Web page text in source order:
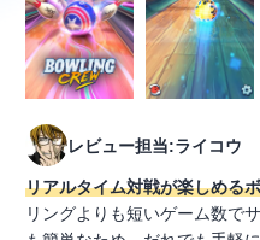
レビュー担当:ライコウ
リアルタイム対戦が楽しめる
リングよりも短いゲーム数で